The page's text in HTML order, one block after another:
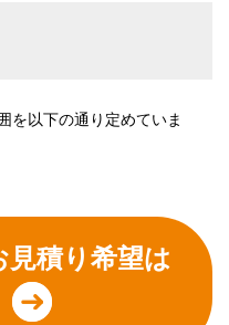
を以下の通り定めていま
積り希望は